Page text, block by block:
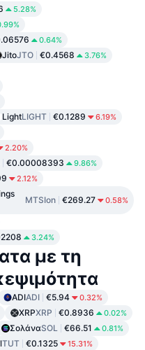
5.28%
0.64%
JitoJTO €0.4568 3.76%
LightLIGHT €0.1289 6.19%
2.20%
€0.00008393 9.86%
2.12%
MTSIon €269.27 0.58%
3.24%
με τη
ADIADI €5.94 0.32%
XRPXRP €0.8936 0.02%
ΣολάναSOL €66.51 0.81%
TUT €0.1325 15.31%